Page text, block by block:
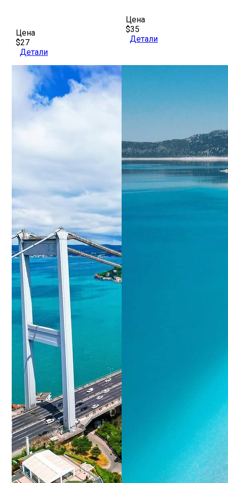
Цена
$27
Детали
Цена
$35
Детали